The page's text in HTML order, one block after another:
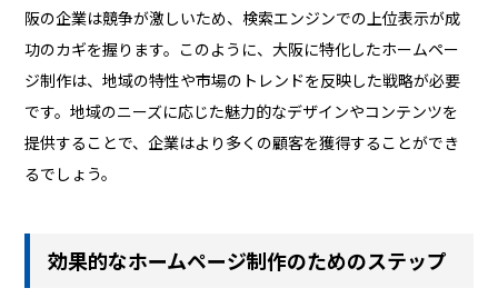
阪の企業は競争が激しいため、検索エンジンでの上位表示が成
功のカギを握ります。このように、大阪に特化したホームペー
ジ制作は、地域の特性や市場のトレンドを反映した戦略が必要
です。地域のニーズに応じた魅力的なデザインやコンテンツを
提供することで、企業はより多くの顧客を獲得することができ
るでしょう。
効果的なホームページ制作のためのステップ